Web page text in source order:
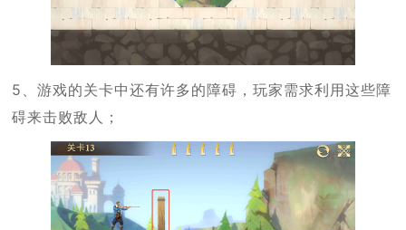
5、游戏的关卡中还有许多的障碍，玩家需求利用这些障
碍来击败敌人；